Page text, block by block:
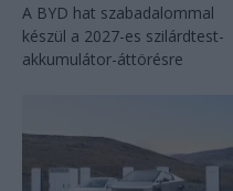
A BYD hat szabadalommal
készül a 2027-es szilárdtest-
akkumulátor-áttörésre